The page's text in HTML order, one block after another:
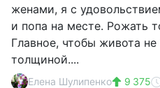
женами, я с
и попа на месте. Рожать
Главное, чтобы живота
толщиной....
Елена Шулипенко 9 375